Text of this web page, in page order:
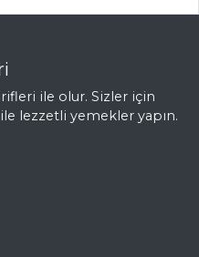
ile olur. Sizler için
lezzetli yemekler yapın.